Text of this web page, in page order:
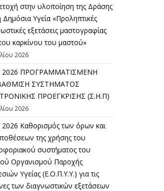
στην υλοποίηση της Δράσης
Δημόσια Υγεία «Προληπτικές
εξετάσεις μαστογραφίας
καρκίνου του μαστού»
2026
2026 ΠΡΟΓΡΑΜΜΑΤΙΣΜΕΝΗ
ΣΥΣΤΗΜΑΤΟΣ
ΠΡΟΕΓΚΡΙΣΗΣ (Σ.Η.Π)
2026
2026 Καθορισμός των όρων και
της χρήσης του
συστήματος του
Οργανισμού Παροχής
Υγείας (Ε.Ο.Π.Υ.Υ.) για τις
των διαγνωστικών εξετάσεων